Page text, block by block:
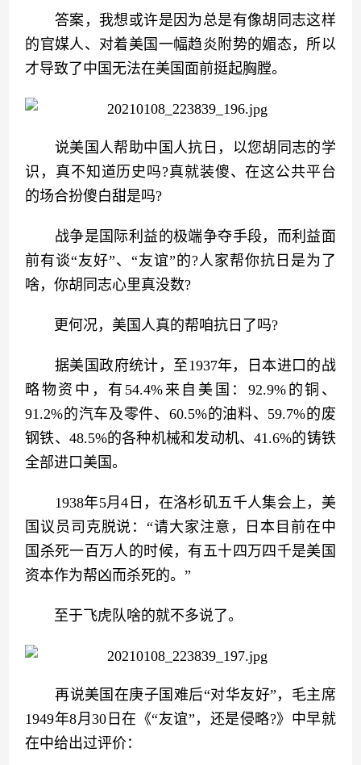
答案，我想或许是因为总是有像胡同志这样
的官媒人、对着美国一幅趋炎附势的媚态，所以
才导致了中国无法在美国面前挺起胸膛。
说美国人帮助中国人抗日，以您胡同志的学
识，真不知道历史吗?真就装傻、在这公共平台
的场合扮傻白甜是吗?
战争是国际利益的极端争夺手段，而利益面
前有谈“友好”、“友谊”的?人家帮你抗日是为了
啥，你胡同志心里真没数?
更何况，美国人真的帮咱抗日了吗?
据美国政府统计，至1937年，日本进口的战
略物资中，有54.4%来自美国：92.9%的铜、
91.2%的汽车及零件、60.5%的油料、59.7%的废
钢铁、48.5%的各种机械和发动机、41.6%的铸铁
全部进口美国。
1938年5月4日，在洛杉矶五千人集会上，美
国议员司克脱说：“请大家注意，日本目前在中
国杀死一百万人的时候，有五十四万四千是美国
资本作为帮凶而杀死的。”
至于飞虎队啥的就不多说了。
再说美国在庚子国难后“对华友好”，毛主席
1949年8月30日在《“友谊”，还是侵略?》中早就
在中给出过评价：